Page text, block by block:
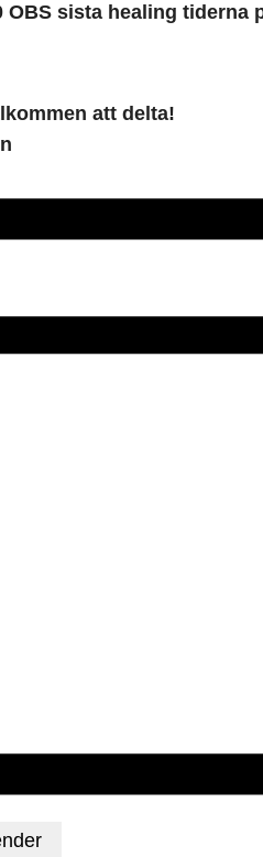
OBS sista healing tiderna
att delta!